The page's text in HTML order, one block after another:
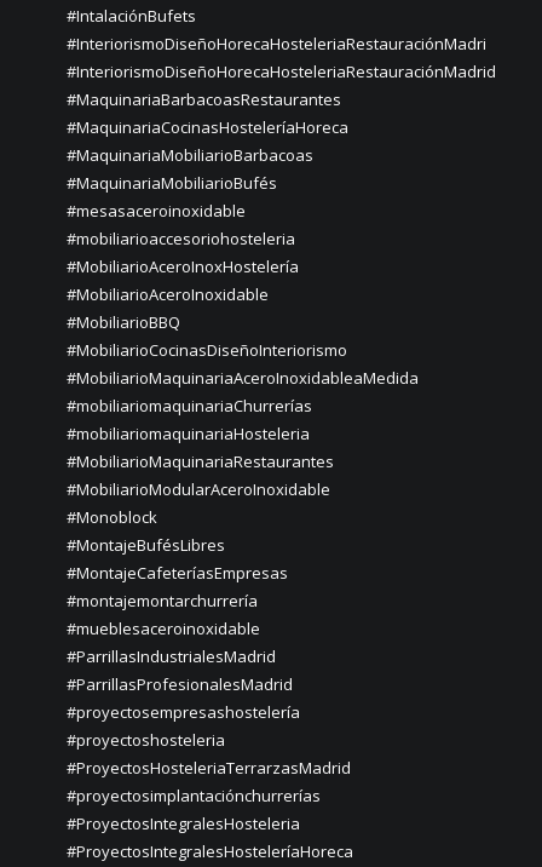
#IntalaciónBufets
#InteriorismoDiseñoHorecaHosteleriaRestauraciónMadri
#InteriorismoDiseñoHorecaHosteleriaRestauraciónMadrid
#MaquinariaBarbacoasRestaurantes
#MaquinariaCocinasHosteleríaHoreca
#MaquinariaMobiliarioBarbacoas
#MaquinariaMobiliarioBufés
#mesasaceroinoxidable
#mobiliarioaccesoriohosteleria
#MobiliarioAceroInoxHostelería
#MobiliarioAceroInoxidable
#MobiliarioBBQ
#MobiliarioCocinasDiseñoInteriorismo
#MobiliarioMaquinariaAceroInoxidableaMedida
#mobiliariomaquinariaChurrerías
#mobiliariomaquinariaHosteleria
#MobiliarioMaquinariaRestaurantes
#MobiliarioModularAceroInoxidable
#Monoblock
#MontajeBufésLibres
#MontajeCafeteríasEmpresas
#montajemontarchurrería
#mueblesaceroinoxidable
#ParrillasIndustrialesMadrid
#ParrillasProfesionalesMadrid
#proyectosempresashostelería
#proyectoshosteleria
#ProyectosHosteleriaTerrarzasMadrid
#proyectosimplantaciónchurrerías
#ProyectosIntegralesHosteleria
#ProyectosIntegralesHosteleríaHoreca